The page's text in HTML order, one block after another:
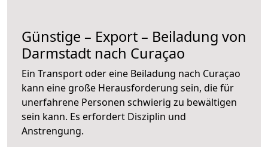
Günstige – Export – Beiladung von
Darmstadt nach Curaçao
Ein Transport oder eine Beiladung nach Curaçao
kann eine große Herausforderung sein, die für
unerfahrene Personen schwierig zu bewältigen
sein kann. Es erfordert Disziplin und
Anstrengung.